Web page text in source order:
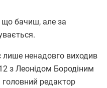
бачиш, але за
лише ненадовго виходив
з Леонідом Бородіним
головний редактор